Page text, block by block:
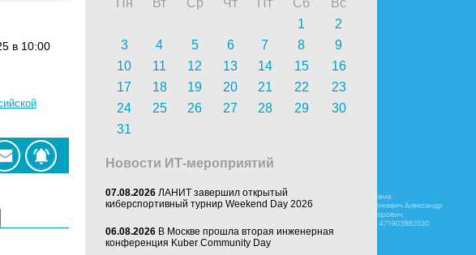
в 10:00
Пн
Вт Ср Чт Пт Сб
Вс
1
2
3
4 5 6 7 8
9
10
11 12 13 14 15
16
17
18 19 20 21 22
23
24
25 26 27 28 29
30
31
Новости ИТ-мероприятий
07.08.2026 ЛАНИТ завершил открытый
киберспортивный турнир Weekend Day 2026
06.08.2026 В Москве прошла вторая инженерная
конференция Kuber Community Day